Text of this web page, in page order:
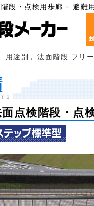
段・点検用歩廊 - 避難
用途別 , 法面階段 フリ
点検階段・点